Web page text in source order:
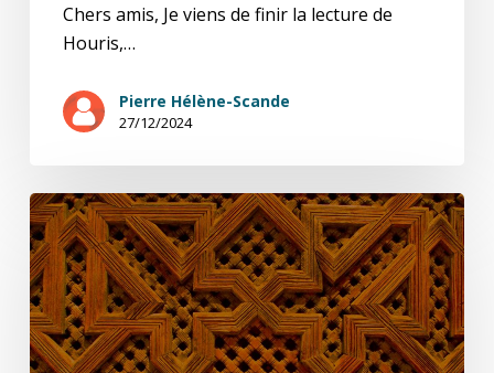
Chers amis, Je viens de finir la lecture de
Houris,…
Pierre Hélène-Scande
27/12/2024
Un
cri
des
voix
tu(é)es:
lettre